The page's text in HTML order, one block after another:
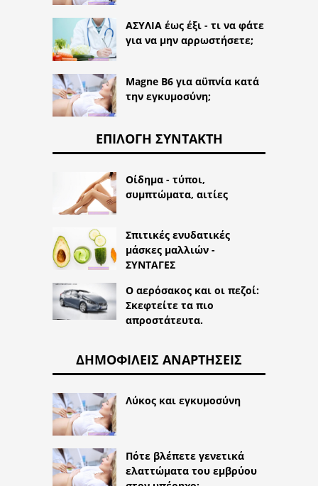
ΑΣΥΛΙΑ έως έξι - τι να φάτε
για να μην αρρωστήσετε;
Magne B6 για αϋπνία κατά
την εγκυμοσύνη;
ΕΠΙΛΟΓΉ ΣΥΝΤΆΚΤΗ
Οίδημα - τύποι,
συμπτώματα, αιτίες
Σπιτικές ενυδατικές
μάσκες μαλλιών -
ΣΥΝΤΑΓΕΣ
Ο αερόσακος και οι πεζοί:
Σκεφτείτε τα πιο
απροστάτευτα.
ΔΗΜΟΦΙΛΕΊΣ ΑΝΑΡΤΉΣΕΙΣ
Λύκος και εγκυμοσύνη
Πότε βλέπετε γενετικά
ελαττώματα του εμβρύου